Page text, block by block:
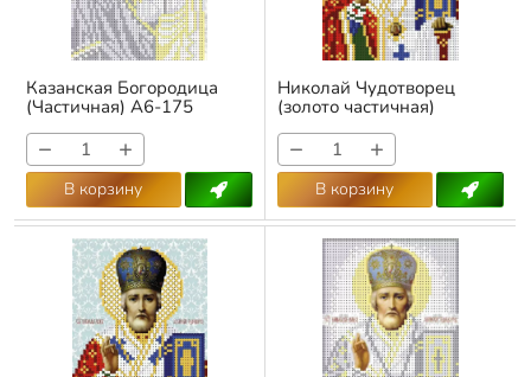
Казанская Богородица
(Частичная) А6-175
− +
В корзину
Николай Чудотворец
(золото частичная)
− +
В корзину